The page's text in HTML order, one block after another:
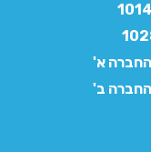
א'
ב'